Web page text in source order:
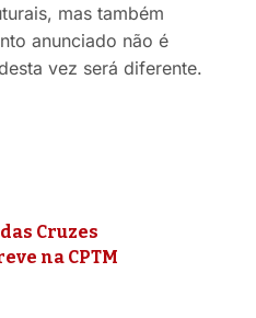
mas também
anunciado não é
vez será diferente.
Cruzes
na CPTM